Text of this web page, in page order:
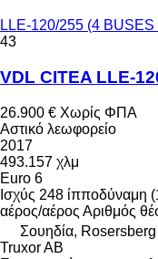
LLE-120/255 (4
43
VDL CITEA LLE-
26.900 € Χωρίς ΦΠΑ
Αστικό λεωφορείο
2017
493.157 χλμ
Euro 6
Ισχύς 248 ίπποδύναμη
αέρος/αέρος Αριθμός
Σουηδία, Rosersberg
Truxor AB